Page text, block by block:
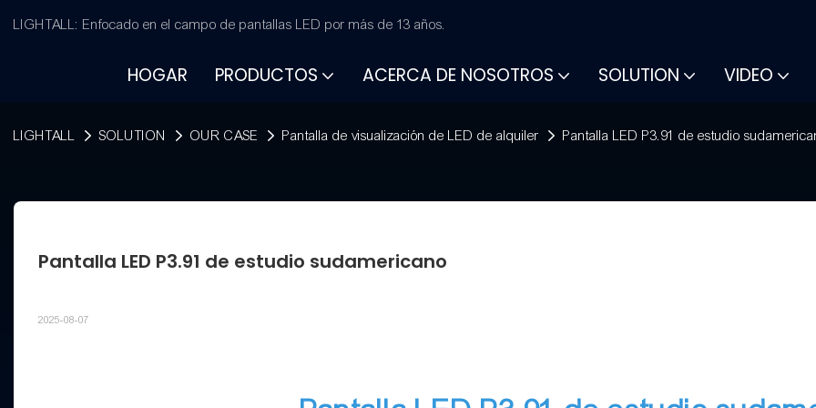
LIGHTALL: Enfocado en el campo de pantallas LED por más de 13 años.
HOGAR PRODUCTOS ACERCA DE NOSOTROS SOLUTION VIDEO
LIGHTALL SOLUTION OUR CASE Pantalla de visualización de LED de alquiler Pantalla LED P3.91 de estudio
Pantalla LED P3.91 de estudio sudamericano
2025-08-07